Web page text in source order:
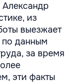
из
выезжает
по данным
за время
эти факты